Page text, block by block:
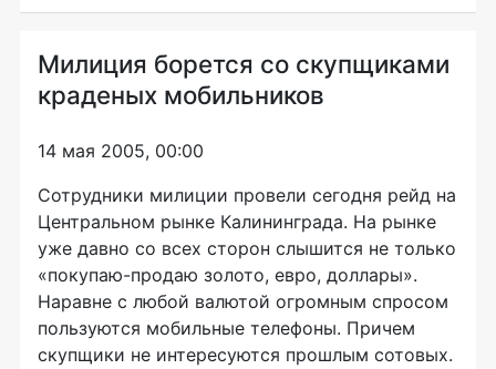
Милиция борется со скупщиками
краденых мобильников
14 мая 2005, 00:00
Сотрудники милиции провели сегодня рейд на
Центральном рынке Калининграда. На рынке
уже давно со всех сторон слышится не только
«покупаю-продаю золото, евро, доллары».
Наравне с любой валютой огромным спросом
пользуются мобильные телефоны. Причем
скупщики не интересуются прошлым сотовых.